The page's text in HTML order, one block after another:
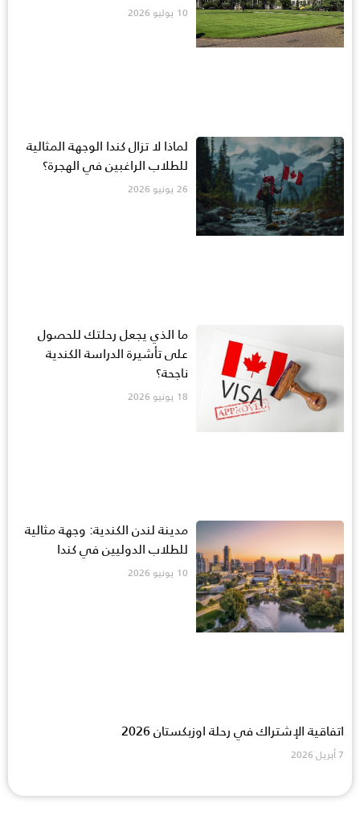
10 يوليو 2026
لماذا لا تزال كندا الوجهة المثالية
للطلاب الراغبين في الهجرة؟
26 يونيو 2026
ما الذي يجعل رحلتك للحصول
على تأشيرة الدراسة الكندية
ناجحة؟
18 يونيو 2026
مدينة لندن الكندية: وجهة مثالية
للطلاب الدوليين في كندا
10 يونيو 2026
اتفاقية الإشتراك في رحلة اوزبكستان 2026
7 أبريل 2026